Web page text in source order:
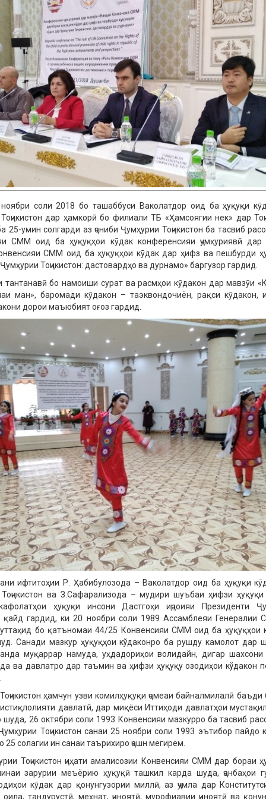
соли 2018 бо ташаббуси Ваколатдор оид ба ҳуқуқи
дар ҳамкорӣ бо филиали ТБ «Ҳамсоягии нек» дар
25-умин солгарди аз ҷониби Ҷумҳурии Тоҷикистон ба тасвиб
СММ оид ба ҳуқуқҳои кӯдак конференсияи ҷумҳуриявӣ дар
СММ оид ба ҳуқуқҳои кӯдак дар ҳифз ва пешбурди
Тоҷикистон: дастовардҳо ва дурнамо» баргузор гардид.
тантанавӣ бо намоиши сурат ва расмҳои кӯдакон дар мавзӯи
ман», баромади кӯдакон – таэквондочиён, рақси кӯдакон,
дорои маъюбият оғоз гардид.
ифтитоҳии Р. Ҳабибулозода – Ваколатдор оид ба ҳуқуқи
ва З.Сафарализода – мудири шуъбаи ҳифзи ҳуқуқи
ҳуқуқи инсони Дастгоҳи иҷроияи Президенти
қайд гардид, ки 20 ноябри соли 1989 Ассамблеяи Генералии
бо қатъномаи 44/25 Конвенсияи СММ оид ба ҳуқуқҳои
Санади мазкур ҳуқуқҳои кўдаконро ба рушду камолот дар
муқаррар намуда, уҳдадориҳои волидайн, дигар шахсони
ва давлатро дар таъмин ва ҳифзи ҳуқуқу озодиҳои кўдакон
ҳамчун узви комилҳуқуқи ҷомеаи байналмилалӣ баъди
давлатӣ, дар миқёси Иттиҳоди давлатҳои
шуда, 26 октябри соли 1993 Конвенсияи мазкурро ба тасвиб
Тоҷикистон санаи 25 ноябри соли 1993 эътибор пайдо
25 солагии ин санаи таърихиро ҷашн мегирем.
Тоҷикистон ҷиҳати амалисозии Конвенсияи СММ дар бораи
зарурии меъёрию ҳуқуқӣ ташкил карда шуда, ҷанбаҳои
кӯдак дар қонунгузории миллӣ, аз ҷумла дар
оила, тандурустӣ, меҳнат, ҷиноятӣ, мурофиавии ҷиноятӣ ва